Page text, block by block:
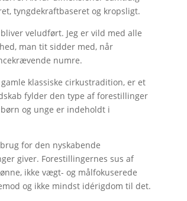
tyngdekraftbaseret og kropsligt.
veludført. Jeg er vild med alle
man tit sidder med, når
numre.
klassiske cirkustradition, er et
fylder den type af forestillinger
og unge er indeholdt i
for den nyskabende
giver. Forestillingernes sus af
ikke vægt- og målfokuserede
og ikke mindst idérigdom til det.